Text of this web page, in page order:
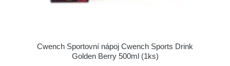
Cwench Sportovní nápoj Cwench Sports Drink
Golden Berry 500ml (1ks)